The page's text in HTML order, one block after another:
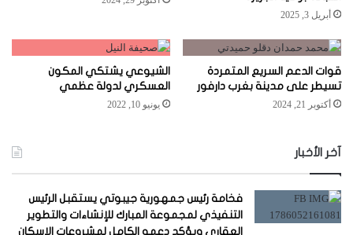
أبريل 3, 2025
قوات الدعم السريع المتمردة
تسيطر على مدينة بغرب دارفور
أكتوبر 21, 2024
الشيوعي يشتكي المكون
العسكري لدولة عظمي
يونيو 10, 2022
آخر الأخبار
فخامة رئيس جمهورية جيبوتي يستقبل الرئيس
التنفيذي لمجموعة المبارك للإنشاءات والتطوير
العقاري ويؤكد دعمه الكامل لمشروعات الإسكان